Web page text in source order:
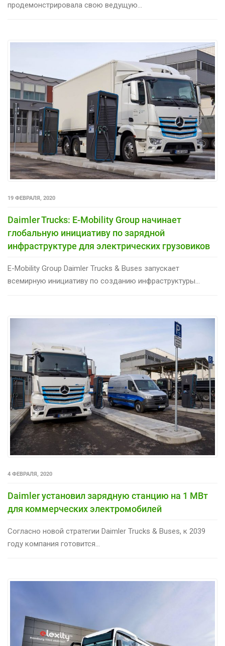
продемонстрировала свою ведущую...
19 ФЕВРАЛЯ, 2020
Daimler Trucks: E-Mobility Group начинает
глобальную инициативу по зарядной
инфраструктуре для электрических грузовиков
E-Mobility Group Daimler Trucks & Buses запускает
всемирную инициативу по созданию инфраструктуры...
4 ФЕВРАЛЯ, 2020
Daimler установил зарядную станцию на 1 МВт
для коммерческих электромобилей
Согласно новой стратегии Daimler Trucks & Buses, к 2039
году компания готовится...